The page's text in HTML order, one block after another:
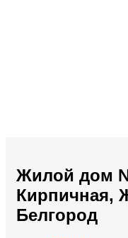
Жилой дом
Кирпичная,
Белгород